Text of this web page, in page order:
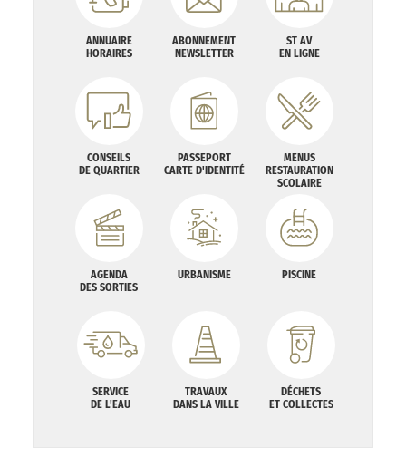
ANNUAIRE
HORAIRES
ABONNEMENT
NEWSLETTER
ST AV
EN LIGNE
CONSEILS
DE QUARTIER
PASSEPORT
CARTE D'IDENTITÉ
MENUS
RESTAURATION
SCOLAIRE
AGENDA
DES SORTIES
URBANISME PISCINE
SERVICE
DE L'EAU
TRAVAUX
DANS LA VILLE
DÉCHETS
ET COLLECTES